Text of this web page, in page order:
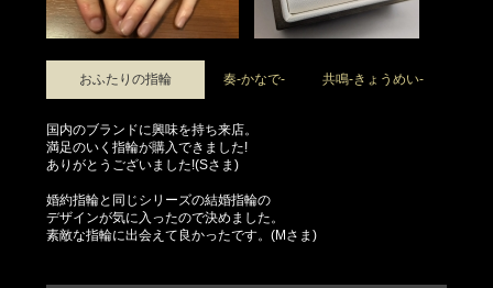
おふたりの指輪 奏-かなで- 共鳴-きょうめい-
国内のブランドに興味を持ち来店。
満足のいく指輪が購入できました!
ありがとうございました!(Sさま)
婚約指輪と同じシリーズの結婚指輪の
デザインが気に入ったので決めました。
素敵な指輪に出会えて良かったです。(Mさま)